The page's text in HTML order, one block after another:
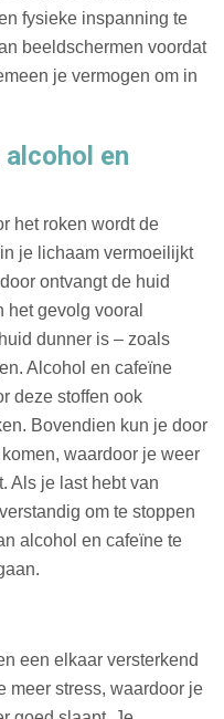
fysieke inspanning te
beeldschermen voordat
je vermogen om in
alcohol en
het roken wordt de
je lichaam vermoeilijkt
ontvangt de huid
het gevolg vooral
dunner is – zoals
Alcohol en cafeïne
deze stoffen ook
Bovendien kun je door
waardoor je weer
Als je last hebt van
om te stoppen
alcohol en cafeïne te
een elkaar versterkend
meer stress, waardoor je